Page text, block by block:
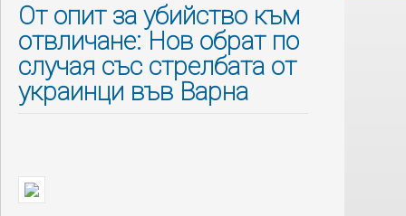
От опит за убийство към
отвличане: Нов обрат по
случая със стрелбата от
украинци във Варна